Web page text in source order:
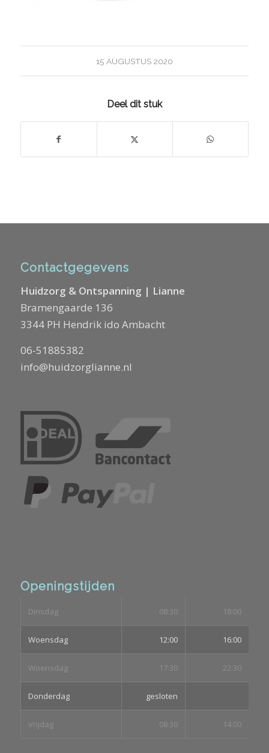
15 AUGUSTUS 2020
Deel dit stuk
Contactgegevens
Huidzorg & Ontspanning | Lianne
Bramengaarde 136
3344 PH Hendrik ido Ambacht
06-51885382
info@huidzorglianne.nl
Openingstijden
Dinsdag 08:30 18:00
Woensdag 12:00 16:00
Woensdag 17:30 22:30
Donderdag gesloten
Vrijdag 08:30 14:00